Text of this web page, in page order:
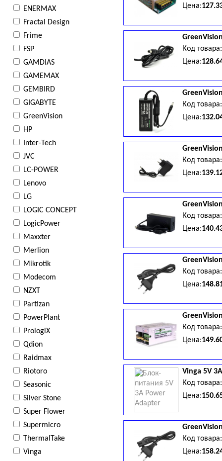
ENERMAX
Fractal Design
Frime
FSP
GAMDIAS
GAMEMAX
GEMBIRD
GIGABYTE
GreenVision
HP
Inter-Tech
JVC
LC-POWER
Lenovo
LG
LOGIC CONCEPT
LogicPower
Maxxter
Merlion
Mikrotik
Modecom
NZXT
Partizan
PowerPlant
PrologiX
Qdion
Raidmax
Riotoro
Seasonic
Silver Stone
Super Flower
Supermicro
ThermalTake
Vinga
Цена:
Код
Цена:
Код
Цена:
Код
Цена:
Код
Цена:
Код
Цена:
Код
Цена:
Vinga 5V
Код
Цена:
Код
Цена: